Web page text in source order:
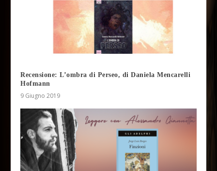
Recensione: L’ombra di Perseo, di Daniela Mencarelli
Hofmann
9 Giugno 2019